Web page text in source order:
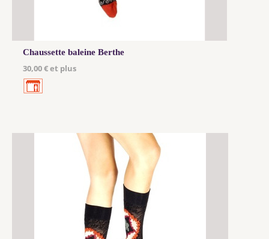
Chaussette baleine Berthe
30,00 € et plus